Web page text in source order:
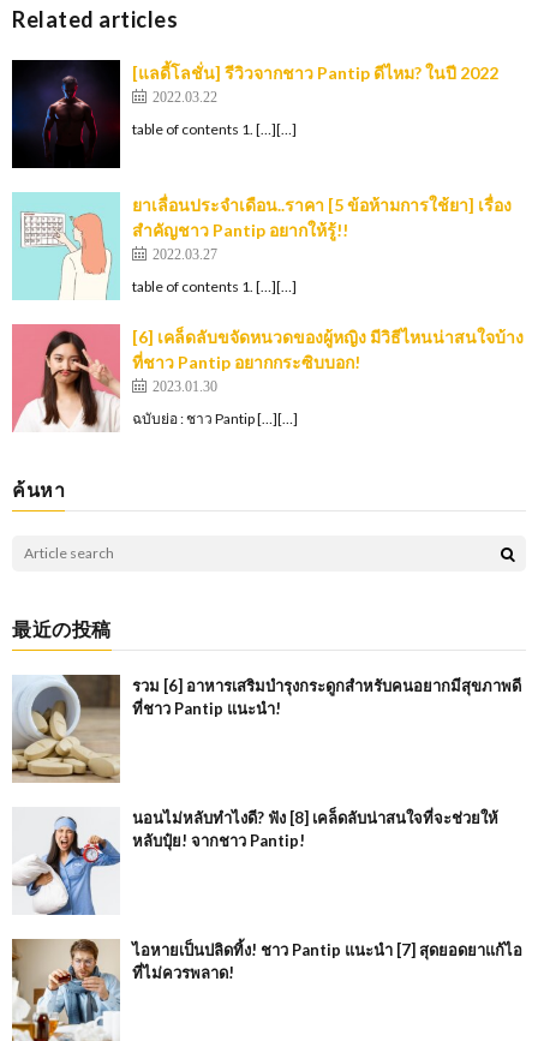
Related articles
[แลดี้โลชั่น] รีวิวจากชาว Pantip ดีไหม? ในปี 2022
2022.03.22
table of contents 1. […][…]
ยาเลื่อนประจำเดือน..ราคา [5 ข้อห้ามการใช้ยา] เรื่อง
สำคัญชาว Pantip อยากให้รู้!!
2022.03.27
table of contents 1. […][…]
[6] เคล็ดลับขจัดหนวดของผู้หญิง มีวิธีไหนน่าสนใจบ้าง
ที่ชาว Pantip อยากกระซิบบอก!
2023.01.30
ฉบับย่อ : ชาว Pantip […][…]
ค้นหา
最近の投稿
รวม [6] อาหารเสริมบำรุงกระดูกสำหรับคนอยากมีสุขภาพดี
ที่ชาว Pantip แนะนำ!
นอนไม่หลับทำไงดี? ฟัง [8] เคล็ดลับน่าสนใจที่จะช่วยให้
หลับปุ๋ย! จากชาว Pantip!
ไอหายเป็นปลิดทิ้ง! ชาว Pantip แนะนำ [7] สุดยอดยาแก้ไอ
ที่ไม่ควรพลาด!